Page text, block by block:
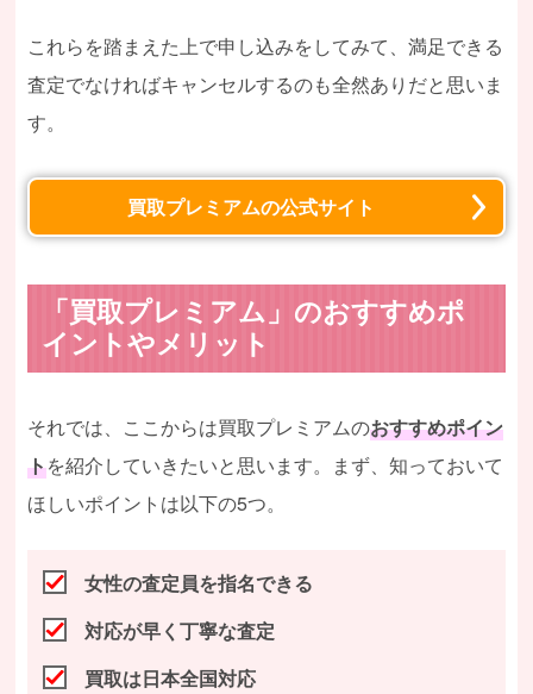
これらを踏まえた上で申し込みをしてみて、満足できる
査定でなければキャンセルするのも全然ありだと思いま
す。
買取プレミアムの公式サイト
「買取プレミアム」のおすすめポ
イントやメリット
それでは、ここからは買取プレミアムのおすすめポイン
トを紹介していきたいと思います。まず、知っておいて
ほしいポイントは以下の5つ。
女性の査定員を指名できる
対応が早く丁寧な査定
買取は日本全国対応